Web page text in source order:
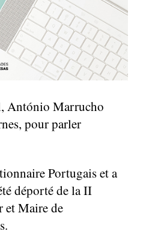
António Marrucho
pour parler
Portugais et a
déporté de la II
et Maire de